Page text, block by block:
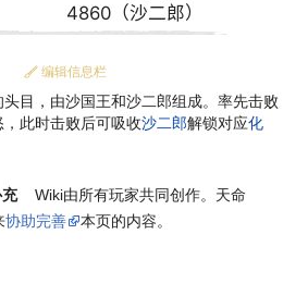
4860（沙二郎）
编辑信息栏
头目，由沙国王和沙二郎组成。率先击败
此时击败后可吸收沙二郎解锁对应化
Wiki由所有玩家共同创作。 天命
协助完善 本页的内容。